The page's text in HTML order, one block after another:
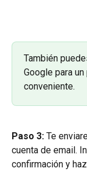
También
Google para
conveniente.
Paso 3: Te
cuenta de email.
confirmación y